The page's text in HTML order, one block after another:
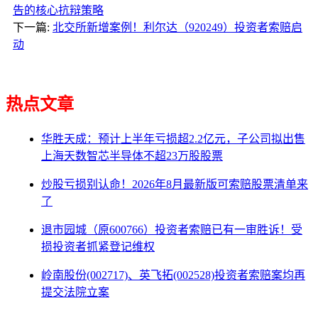
告的核心抗辩策略
下一篇: 北交所新增案例！利尔达（920249）投资者索赔启
动
热点文章
华胜天成：预计上半年亏损超2.2亿元，子公司拟出售
上海天数智芯半导体不超23万股股票
炒股亏损别认命！2026年8月最新版可索赔股票清单来
了
退市园城（原600766）投资者索赔已有一审胜诉！受
损投资者抓紧登记维权
岭南股份(002717)、英飞拓(002528)投资者索赔案均再
提交法院立案